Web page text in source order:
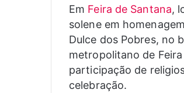
Em Feira de Santana,
solene em
Dulce dos Pobres, no
metropolitano de
participação de
celebração.